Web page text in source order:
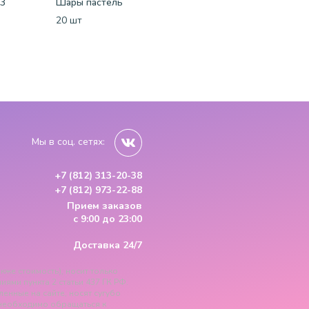
20 шт
Мы в соц. сетях:
+7 (812) 313-20-38
+7 (812) 973-22-88
Прием заказов
с 9:00 до 23:00
Доставка 24/7
стоимость), носит только
пункта 2 статьи 437 ГК РФ.
на сайте, носят сугубо
обращаться к